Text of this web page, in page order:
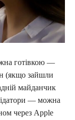
готівкою —
(якщо зайшли
майданчик
— можна
через Apple